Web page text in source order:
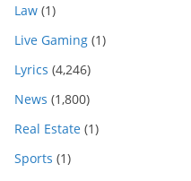
Law (1)
Live Gaming (1)
Lyrics (4,246)
News (1,800)
Real Estate (1)
Sports (1)